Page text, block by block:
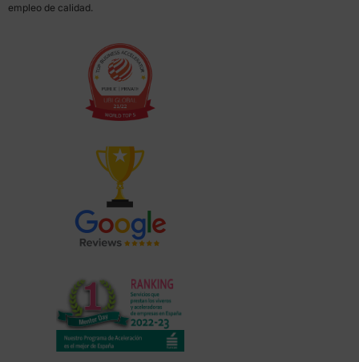
empleo de calidad.